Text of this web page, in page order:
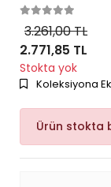
3.261,00 TL
2.771,85 TL
Stokta yok
Koleksiyona
Ürün stokta